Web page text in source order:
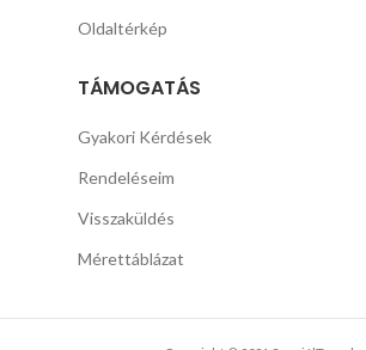
Oldaltérkép
TÁMOGATÁS
Gyakori Kérdések
Rendeléseim
Visszaküldés
Mérettáblázat